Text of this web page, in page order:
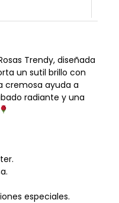
Trendy, diseñada
un sutil brillo con
cremosa ayuda a
radiante y una
especiales.